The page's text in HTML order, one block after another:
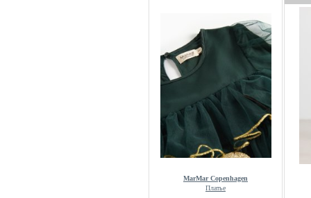
MarMar Copenhagen
Платье